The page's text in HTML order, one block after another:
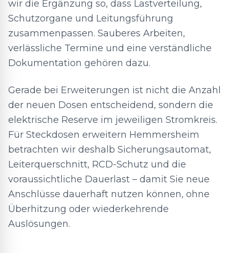
wir die Ergänzung so, dass Lastverteilung,
Schutzorgane und Leitungsführung
zusammenpassen. Sauberes Arbeiten,
verlässliche Termine und eine verständliche
Dokumentation gehören dazu.
Gerade bei Erweiterungen ist nicht die Anzahl
der neuen Dosen entscheidend, sondern die
elektrische Reserve im jeweiligen Stromkreis.
Für Steckdosen erweitern Hemmersheim
betrachten wir deshalb Sicherungsautomat,
Leiterquerschnitt, RCD-Schutz und die
voraussichtliche Dauerlast – damit Sie neue
Anschlüsse dauerhaft nutzen können, ohne
Überhitzung oder wiederkehrende
Auslösungen.